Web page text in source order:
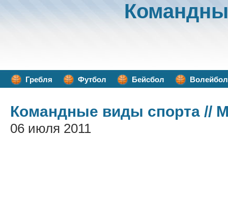
Гребля Футбол Бейсбол Волейбол
Командные виды спорта //
06 июля 2011